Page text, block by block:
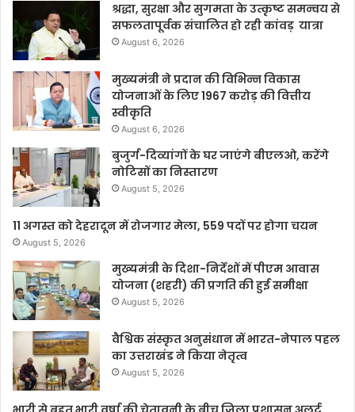
श्रद्धा, सुरक्षा और सुगमता के उत्कृष्ट समन्वय से
सफलतापूर्वक संचालित हो रही कांवड़ यात्रा
August 6, 2026
मुख्यमंत्री ने प्रदान की विभिन्न विकास
योजनाओं के लिए 1967 करोड़ की वित्तीय
स्वीकृति
August 6, 2026
बुजुर्ग-दिव्यांगों के घर जाएंगे बीएलओ, करेंगे
नोटिसों का निस्तारण
August 5, 2026
11 अगस्त को देहरादून में रोजगार मेला, 559 पदों पर होगा चयन
August 5, 2026
मुख्यमंत्री के दिशा-निर्देशों में पीएम आवास
योजना (शहरी) की प्रगति की हुई समीक्षा
August 5, 2026
वैश्विक संस्कृत अनुसंधान में भारत-नेपाल पहल
का उत्तराखंड ने किया नेतृत्व
August 5, 2026